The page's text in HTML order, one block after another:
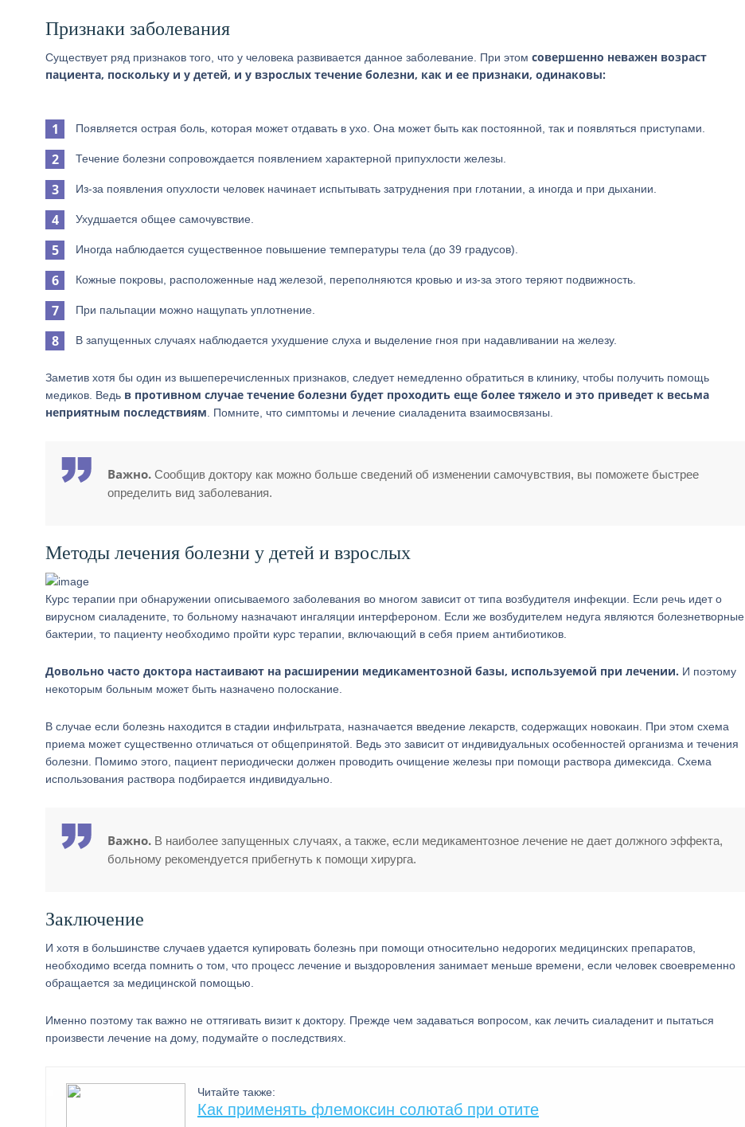
Признаки заболевания
Существует ряд признаков того, что у человека развивается данное заболевание. При этом совершенно неважен возраст
пациента, поскольку и у детей, и у взрослых течение болезни, как и ее признаки, одинаковы:
Появляется острая боль, которая может отдавать в ухо. Она может быть как постоянной, так и появляться приступами.
Течение болезни сопровождается появлением характерной припухлости железы.
Из-за появления опухлости человек начинает испытывать затруднения при глотании, а иногда и при дыхании.
Ухудшается общее самочувствие.
Иногда наблюдается существенное повышение температуры тела (до 39 градусов).
Кожные покровы, расположенные над железой, переполняются кровью и из-за этого теряют подвижность.
При пальпации можно нащупать уплотнение.
В запущенных случаях наблюдается ухудшение слуха и выделение гноя при надавливании на железу.
Заметив хотя бы один из вышеперечисленных признаков, следует немедленно обратиться в клинику, чтобы получить помощь
медиков. Ведь в противном случае течение болезни будет проходить еще более тяжело и это приведет к весьма
неприятным последствиям . Помните, что симптомы и лечение сиаладенита взаимосвязаны.
Важно. Сообщив доктору как можно больше сведений об изменении самочувствия, вы поможете быстрее
определить вид заболевания.
Методы лечения болезни у детей и взрослых
Курс терапии при обнаружении описываемого заболевания во многом зависит от типа возбудителя инфекции. Если речь идет о
вирусном сиаладените, то больному назначают ингаляции интерфероном. Если же возбудителем недуга являются болезнетворные
бактерии, то пациенту необходимо пройти курс терапии, включающий в себя прием антибиотиков.
Довольно часто доктора настаивают на расширении медикаментозной базы, используемой при лечении. И поэтому
некоторым больным может быть назначено полоскание.
В случае если болезнь находится в стадии инфильтрата, назначается введение лекарств, содержащих новокаин. При этом схема
приема может существенно отличаться от общепринятой. Ведь это зависит от индивидуальных особенностей организма и течения
болезни. Помимо этого, пациент периодически должен проводить очищение железы при помощи раствора димексида. Схема
использования раствора подбирается индивидуально.
Важно. В наиболее запущенных случаях, а также, если медикаментозное лечение не дает должного эффекта,
больному рекомендуется прибегнуть к помощи хирурга.
Заключение
И хотя в большинстве случаев удается купировать болезнь при помощи относительно недорогих медицинских препаратов,
необходимо всегда помнить о том, что процесс лечение и выздоровления занимает меньше времени, если человек своевременно
обращается за медицинской помощью.
Именно поэтому так важно не оттягивать визит к доктору. Прежде чем задаваться вопросом, как лечить сиаладенит и пытаться
произвести лечение на дому, подумайте о последствиях.
Читайте также:
Как применять флемоксин солютаб при отите